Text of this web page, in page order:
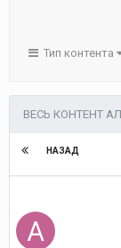
Тип контента
ВЕСЬ КОНТЕНТ
НАЗАД